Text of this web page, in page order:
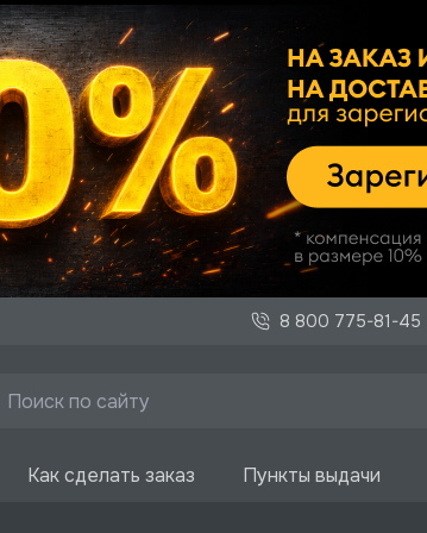
8 800 775-81-45
Как сделать заказ Пункты выдачи